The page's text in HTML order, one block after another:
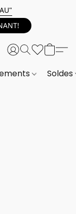
Soldes